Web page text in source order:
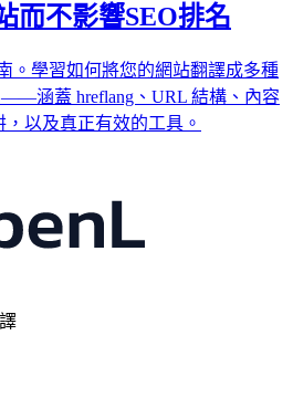
而不影響SEO排名
。學習如何將您的網站翻譯成多種
涵蓋 hreflang、URL 結構、內容
以及真正有效的工具。